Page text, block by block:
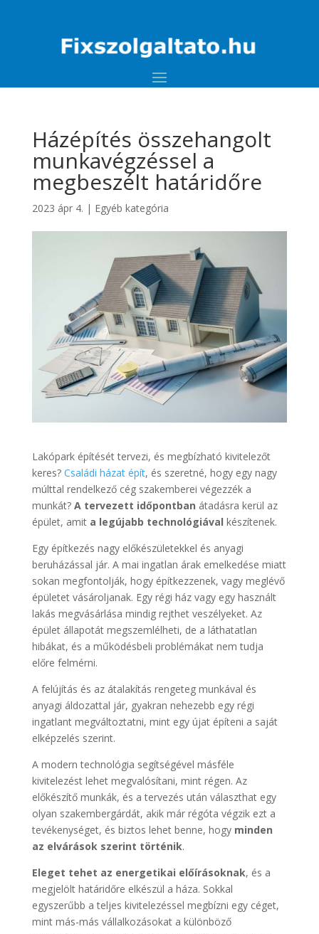
Házépítés összehangolt
munkavégzéssel a
megbeszélt határidőre
2023 ápr 4. | Egyéb kategória
Lakópark építését tervezi, és megbízható kivitelezőt
keres? Családi házat épít, és szeretné, hogy egy nagy
múlttal rendelkező cég szakemberei végezzék a
munkát? A tervezett időpontban átadásra kerül az
épület, amit a legújabb technológiával készítenek.
Egy építkezés nagy előkészületekkel és anyagi
beruházással jár. A mai ingatlan árak emelkedése miatt
sokan megfontolják, hogy építkezzenek, vagy meglévő
épületet vásároljanak. Egy régi ház vagy egy használt
lakás megvásárlása mindig rejthet veszélyeket. Az
épület állapotát megszemlélheti, de a láthatatlan
hibákat, és a működésbeli problémákat nem tudja
előre felmérni.
A felújítás és az átalakítás rengeteg munkával és
anyagi áldozattal jár, gyakran nehezebb egy régi
ingatlant megváltoztatni, mint egy újat építeni a saját
elképzelés szerint.
A modern technológia segítségével másféle
kivitelezést lehet megvalósítani, mint régen. Az
előkészítő munkák, és a tervezés után választhat egy
olyan szakembergárdát, akik már régóta végzik ezt a
tevékenységet, és biztos lehet benne, hogy minden
az elvárások szerint történik.
Eleget tehet az energetikai előírásoknak, és a
megjelölt határidőre elkészül a háza. Sokkal
egyszerűbb a teljes kivitelezéssel megbízni egy céget,
mint más-más vállalkozásokat a különböző